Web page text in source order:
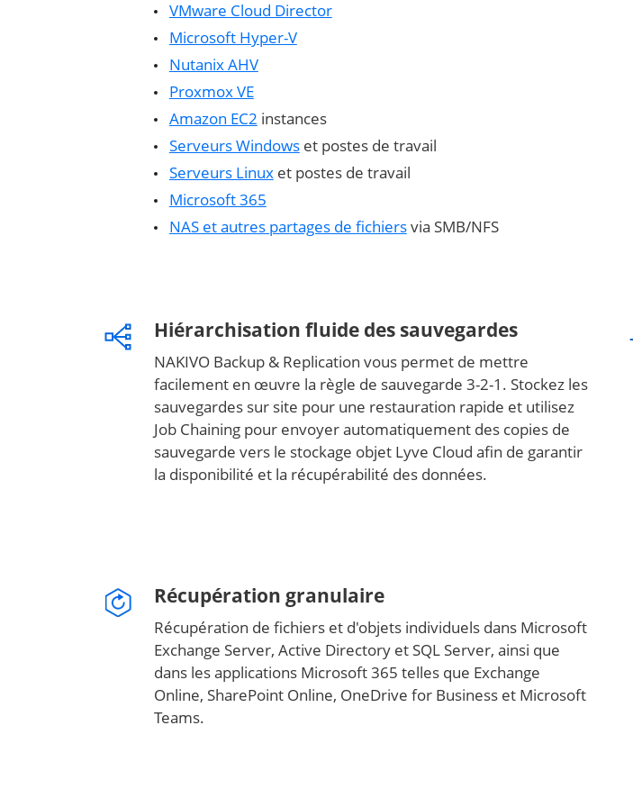
VMware Cloud Director
Microsoft Hyper-V
Nutanix AHV
Proxmox VE
Amazon EC2 instances
Serveurs Windowset postes de travail
Serveurs Linuxet postes de travail
Microsoft 365
NAS et autres partages de fichiersvia SMB/NFS
Hiérarchisation fluide des sauvegardes
NAKIVO Backup & Replication vous permet de mettre
facilement en œuvre la règle de sauvegarde 3-2-1. Stockez les
sauvegardes sur site pour une restauration rapide et utilisez
Job Chaining pour envoyer automatiquement des copies de
sauvegarde vers le stockage objet Lyve Cloud afin de garantir
la disponibilité et la récupérabilité des données.
Récupération granulaire
Récupération de fichiers et d'objets individuels dans Microsoft
Exchange Server, Active Directory et SQL Server, ainsi que
dans les applications Microsoft 365 telles que Exchange
Online, SharePoint Online, OneDrive for Business et Microsoft
Teams.